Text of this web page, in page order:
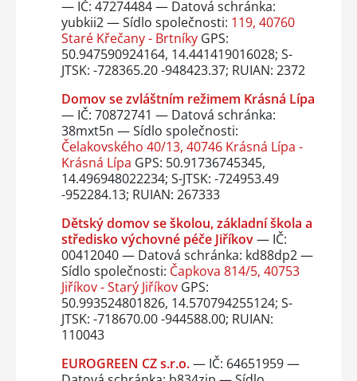
— IČ: 47274484 — Datová schránka:
yubkii2 — Sídlo společnosti: 119, 40760
Staré Křečany - BrtníkyGPS:
50.947590924164, 14.441419016028; S-
JTSK: -728365.20 -948423.37; RUIAN: 2372
Domov se zvláštním režimem Krásná Lípa
— IČ: 70872741 — Datová schránka:
38mxt5n — Sídlo společnosti:
Čelakovského 40/13, 40746 Krásná Lípa -
Krásná Lípa GPS: 50.91736745345,
14.496948022234; S-JTSK: -724953.49
-952284.13; RUIAN: 267333
Dětský domov se školou, základní škola a
středisko výchovné péče Jiříkov— IČ:
00412040 — Datová schránka: kd88dp2 —
Sídlo společnosti: Čapkova 814/5, 40753
Jiříkov - Starý JiříkovGPS:
50.993524801826, 14.570794255124; S-
JTSK: -718670.00 -944588.00; RUIAN:
110043
EUROGREEN CZ s.r.o.— IČ: 64651959 —